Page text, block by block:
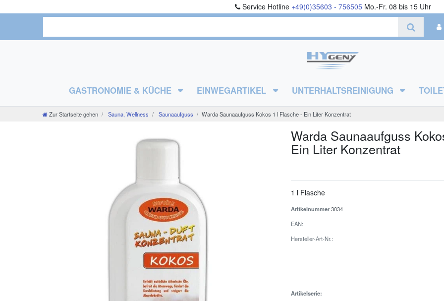
Service Hotline +49(0)35603 - 756505 Mo.-Fr. 08 bis 15 Uhr
GASTRONOMIE & KÜCHE EINWEGARTIKEL UNTERHALTSREINIGUNG
Zur Startseite gehen Sauna, Wellness Saunaaufguss Warda Saunaaufguss Kokos 1 l Flasche - Ein Liter Konzentrat
Warda Saunaaufguss
Ein Liter Konzentrat
1 l Flasche
Artikelnummer3034
EAN:
Hersteller-Art-Nr.:
Artikelserie: